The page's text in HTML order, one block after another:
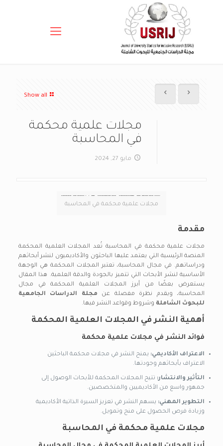
Show all
مجلات علمية محكمة
في المحاسبة
مايو 27, 2024
مجلات علمية محكمة في المحاسبة
مقدمة
مجلات علمية محكمة في المحاسبة تُعد المجلات العلمية المحكمة
المنصة الرئيسية التي يعتمد عليها الباحثون والأكاديميون لنشر أبحاثهم
ودراساتهم. في مجال المحاسبة، تعتبر المجلات المحكمة هي الوجهة
الأساسية لنشر الأبحاث التي تتميز بالجودة والدقة العلمية. هذا المقال
يستعرض بعضًا من أبرز المجلات العلمية المحكمة في مجال
المحاسبة، ويقدم نظرة مفصلة عن مجلة الدراسات الجامعية
للبحوث الشاملة وشروط وقواعد النشر فيها.
أهمية النشر في المجلات العلمية المحكمة
فوائد النشر في مجلات علمية محكمة
الاعتراف الأكاديمي: يمنح النشر في مجلات محكمة الباحثين
الاعتراف بأبحاثهم وجودتها.
التأثير والانتشار: تتيح المجلات المحكمة للأبحاث الوصول إلى
جمهور واسع من الأكاديميين والمتخصصين.
التطوير المهني: يسهم النشر في تعزيز السيرة الذاتية الأكاديمية
وزيادة فرص الحصول على منح وتمويل.
مجلات علمية محكمة في المحاسبة